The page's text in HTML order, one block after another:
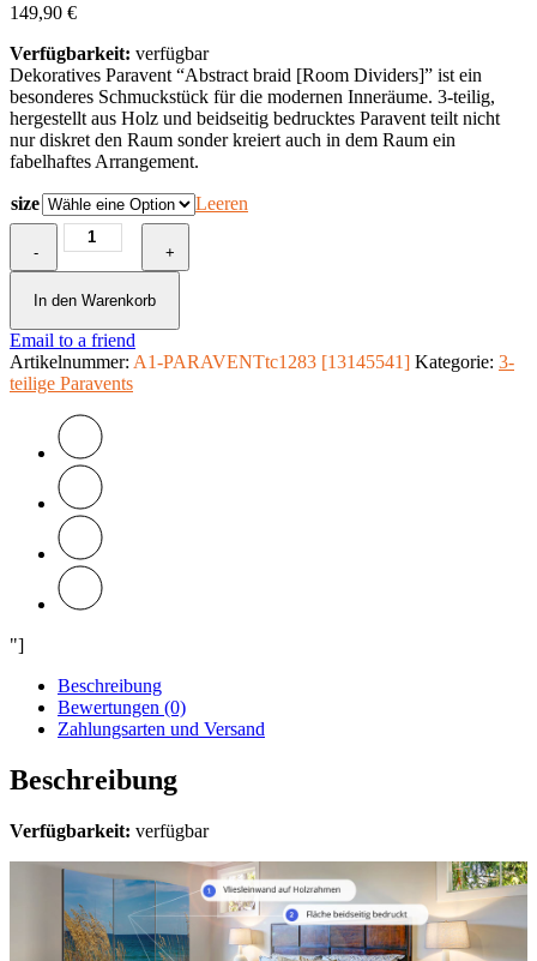
149,90 €
Verfügbarkeit: verfügbar
Dekoratives Paravent “Abstract braid [Room Dividers]” ist ein
besonderes Schmuckstück für die modernen Inneräume. 3-teilig,
hergestellt aus Holz und beidseitig bedrucktes Paravent teilt nicht
nur diskret den Raum sonder kreiert auch in dem Raum ein
fabelhaftes Arrangement.
size Leeren
-
teiliges
Paravent
-
braid
[Room
Dividers]
+
In den Warenkorb
Email to a friend
Artikelnummer: A1-PARAVENTtc1283 [13145541] Kategorie: 3-
teilige Paravents
"]
Beschreibung
Bewertungen (0)
Zahlungsarten und Versand
Beschreibung
Verfügbarkeit: verfügbar